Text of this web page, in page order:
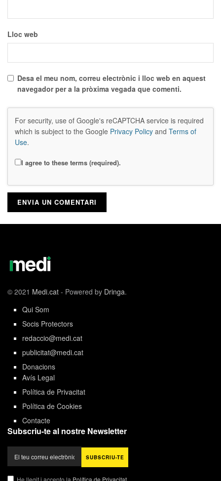
Lloc web
Desa el meu nom, correu electrònic i lloc web en aquest
navegador per a la pròxima vegada que comenti.
For security, use of Google's reCAPTCHA service is required
which is subject to the Google Privacy Policy and Terms of
Use.
I agree to these terms (required).
© 2021 Medi.cat - Powered by Dringa.
Qui Som
Socis Protectors
redaccio@medi.cat
publicitat@medi.cat
Donacions
Avís Legal
Política de Privacitat
Política de Cookies
Contacte
Subscriu-te al nostre Newsletter
He llegit i accepto la Política de Privacitat